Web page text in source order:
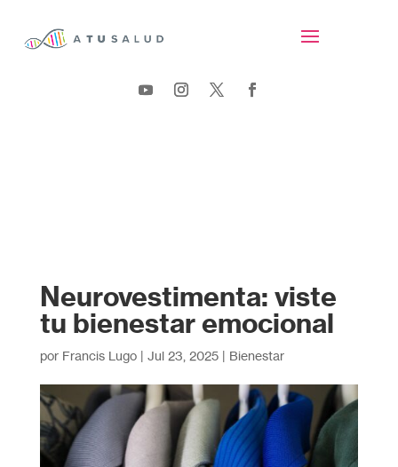
Neurovestimenta: viste
tu bienestar emocional
por Francis Lugo| Jul 23, 2025| Bienestar